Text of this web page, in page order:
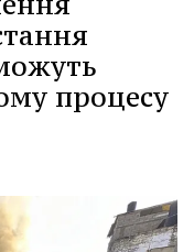
процесу